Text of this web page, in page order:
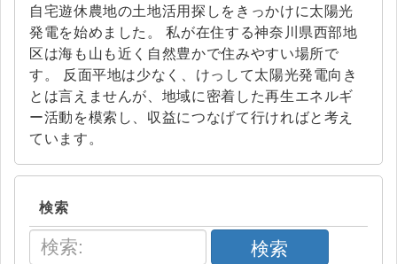
自宅遊休農地の土地活用探しをきっかけに太陽光
発電を始めました。 私が在住する神奈川県西部地
区は海も山も近く自然豊かで住みやすい場所で
す。 反面平地は少なく、けっして太陽光発電向き
とは言えませんが、地域に密着した再生エネルギ
ー活動を模索し、収益につなげて行ければと考え
ています。
検索
検索